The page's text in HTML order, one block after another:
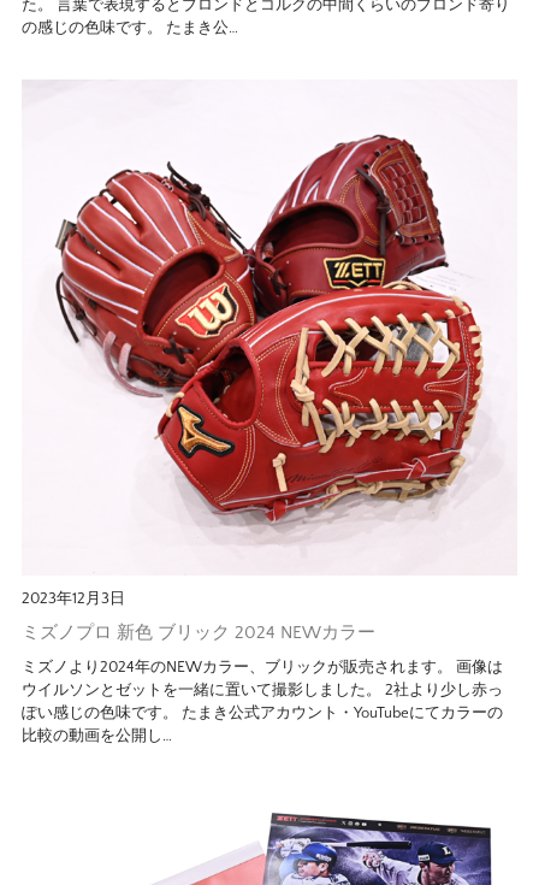
た。 言葉で表現するとブロンドとコルクの中間くらいのブロンド寄り
の感じの色味です。 たまき公…
2023年12月3日
ミズノプロ 新色 ブリック 2024 NEWカラー
ミズノより2024年のNEWカラー、ブリックが販売されます。 画像は
ウイルソンとゼットを一緒に置いて撮影しました。 2社より少し赤っ
ぽい感じの色味です。 たまき公式アカウント・YouTubeにてカラーの
比較の動画を公開し…